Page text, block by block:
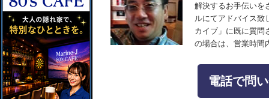
解決するお手伝いを
ルにてアドバイス致
カイブ」に既に質問
の場合は、営業時間
電話で問